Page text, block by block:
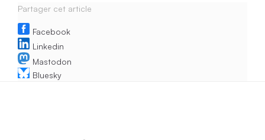
Partager cet article
Facebook
Linkedin
Mastodon
Bluesky